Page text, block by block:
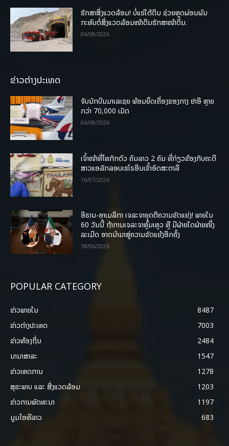
ຮັກສາສິ່ງແວດລ້ອມ! ບໍ່ແຮ່ໃຕ້ດິນ ຊ່ວຍຫຼຸດຜ່ອນຜົນ
ກະທົບຕໍ່ສິ່ງແວດລ້ອມໜ້າດິນຮັກສາໜ້າດິນ.
06/08/2026
ຂ່າວຕ່າງປະເທດ
ຈັບນັກບິນມາເລເຊຍ ພ້ອມຍຶດເຄື່ອງຂອງກາງ ຢາອີ ຫຼາຍ
ກວ່າ 70,000 ເມັດ
06/08/2026
ເຈົ້າໜ້າທີ່ໄທກັກຕົວ ຄົນລາວ 2 ຄົນ ທີ່ກ່ຽວຂ້ອງກັບຄະດີ
ສາວແອລັກລອບເຮໂຣອີນເຂົ້າອົດສະຕາລີ
16/07/2026
ອີຣານ-ອາເມລິກາ ເຈລະຈາຍຸດຕິຄວາມຂັດແຍ່ງ! ພາຍໃນ
60 ວັນນີ້ ຖ້າການເຈລະຈາຫຼົ້ມເຫຼວ ຫຼື ມີຝ່າຍໃດຝ່າຍໜຶ່ງ
ລະເມີດ ອາດນໍາມາສູ່ຄວາມຂັດແຍ້ງອີກຄັ້ງ
18/06/2026
POPULAR CATEGORY
ຂ່າວພາຍ​ໃນ
8487
ຂ່າວຕ່າງປະເທດ
7003
ຂ່າວທ້ອງຖິ່ນ
2484
ນານາສາລະ
1547
ຂ່າວເຫດການ
1278
ສຸຂະພາບ ແລະ ສີ່ງແວດລ້ອມ
1203
ຂ່າວການພັດທະນາ
1197
ມູມໄອທີລາວ
683